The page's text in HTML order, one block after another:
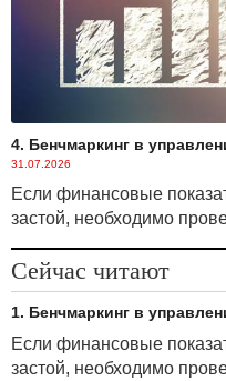
4. Бенчмаркинг в
31.07.2026
Если финансовые
застой, необходимо
Сейчас читают
1. Бенчмаркинг в
Если финансовые
застой, необходимо